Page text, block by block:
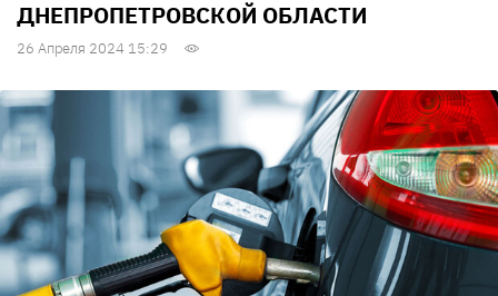
ДНЕПРОПЕТРОВСКОЙ ОБЛАСТИ
26 Апреля 2024 15:29